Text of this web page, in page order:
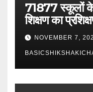
71877 स्कूलों
शिक्षण का
NOVEMBER 7,